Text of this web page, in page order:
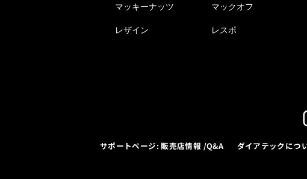
マッキーナッツ マックオフ
レザイン レスポ
サポートページ: 販売店情報 /Q&A ダイアテックにつ